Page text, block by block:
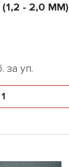
(1,2 - 2,0 ММ)
за уп.